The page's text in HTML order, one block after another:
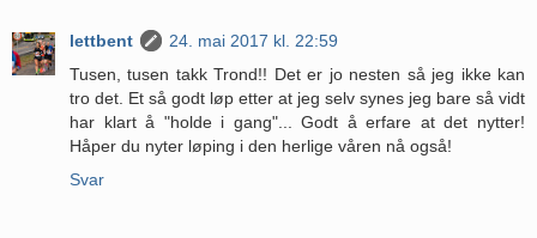
lettbent
24. mai 2017 kl. 22:59
Tusen, tusen takk Trond!! Det er jo nesten så jeg ikke kan
tro det. Et så godt løp etter at jeg selv synes jeg bare så vidt
har klart å "holde i gang"... Godt å erfare at det nytter!
Håper du nyter løping i den herlige våren nå også!
Svar